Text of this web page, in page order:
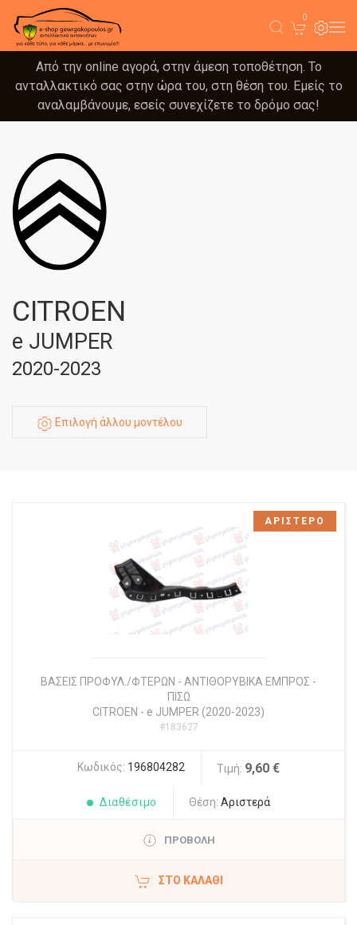
0
Από την online αγορά, στην άμεση τοποθέτηση. Το
ανταλλακτικό σας στην ώρα του, στη θέση του. Εμείς το
αναλαμβάνουμε, εσείς συνεχίζετε το δρόμο σας!
CITROEN
e JUMPER
2020-2023
Επιλογή άλλου μοντέλου
ΒΑΣΕΙΣ ΠΡΟΦΥΛ./ΦΤΕΡΩΝ - ΑΝΤΙΘΟΡΥΒΙΚΑ ΕΜΠΡΟΣ -
ΠΙΣΩ
CITROEN - e JUMPER (2020-2023)
#183627
Κωδικός: 196804282 Τιμή: 9,60 €
Διαθέσιμο Θέση: Αριστερά
ΠΡΟΒΟΛΗ
ΣΤΟ ΚΑΛΆΘΙ
ΑΡΙΣΤΕΡΟ